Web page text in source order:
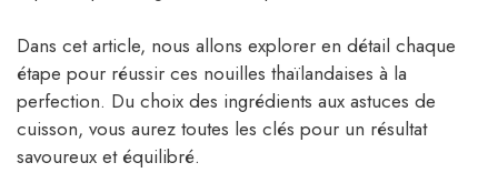
Dans cet article, nous allons explorer en détail chaque
étape pour réussir ces nouilles thaïlandaises à la
perfection. Du choix des ingrédients aux astuces de
cuisson, vous aurez toutes les clés pour un résultat
savoureux et équilibré.